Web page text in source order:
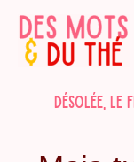
Aller
contenu
Désolée, le